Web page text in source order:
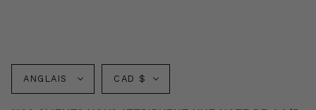
Langue
ANGLAIS Monnaie
CAD $